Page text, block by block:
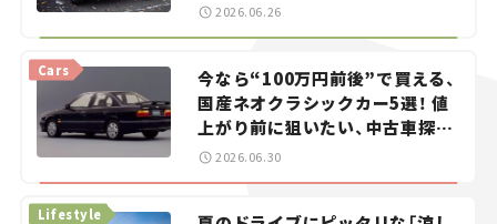
2026.06.26
今なら“100万円前後”で買える、
国産ネオクラシックカー5選！ 値
上がり前に狙いたい、中古車探し
をお手伝い――ちょっとイケてるマ
Cars
2026.06.30
Lifestyle